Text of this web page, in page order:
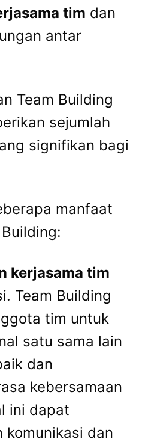
tim dan
antar
Team Building
sejumlah
signifikan bagi
manfaat
kerjasama tim
Team Building
tim untuk
satu sama lain
dan
kebersamaan
ini dapat
komunikasi dan